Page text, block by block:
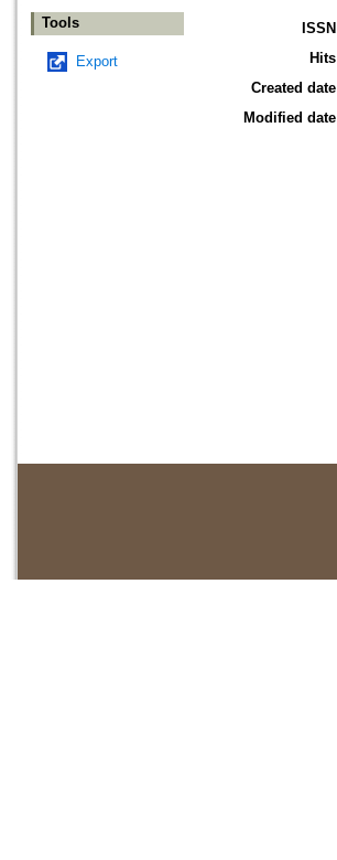
Tools
Export
ISSN
Hits
Created date
Modified date